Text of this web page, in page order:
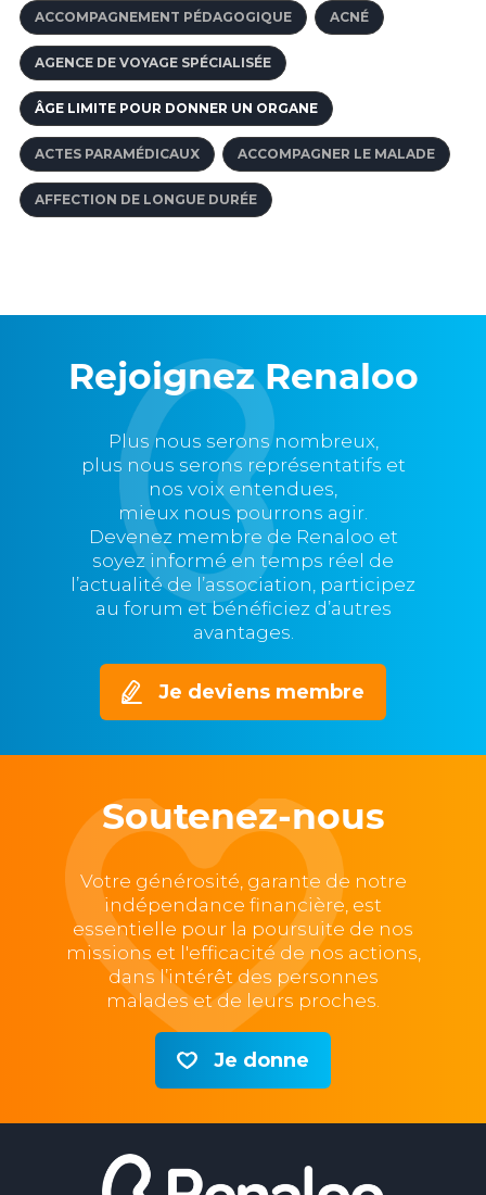
ACCOMPAGNEMENT PÉDAGOGIQUE ACNÉ
AGENCE DE VOYAGE SPÉCIALISÉE
ÂGE LIMITE POUR DONNER UN ORGANE
ACTES PARAMÉDICAUX ACCOMPAGNER LE MALADE
AFFECTION DE LONGUE DURÉE
Rejoignez Renaloo
Plus nous serons nombreux,
plus nous serons représentatifs et
nos voix entendues,
mieux nous pourrons agir.
Devenez membre de Renaloo et
soyez informé en temps réel de
l’actualité de l’association, participez
au forum et bénéficiez d’autres
avantages.
Je deviens membre
Soutenez-nous
Votre générosité, garante de notre
indépendance financière, est
essentielle pour la poursuite de nos
missions et l'efficacité de nos actions,
dans l’intérêt des personnes
malades et de leurs proches.
Je donne